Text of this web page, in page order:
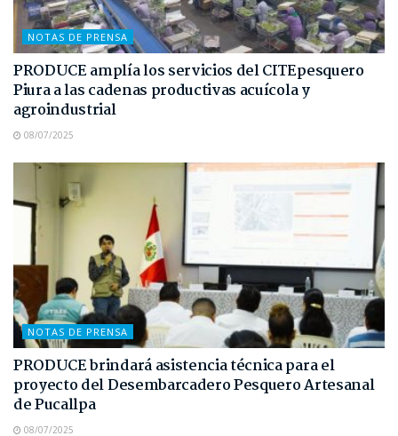
NOTAS DE PRENSA
PRODUCE amplía los servicios del CITEpesquero
Piura a las cadenas productivas acuícola y
agroindustrial
08/07/2025
NOTAS DE PRENSA
PRODUCE brindará asistencia técnica para el
proyecto del Desembarcadero Pesquero Artesanal
de Pucallpa
08/07/2025